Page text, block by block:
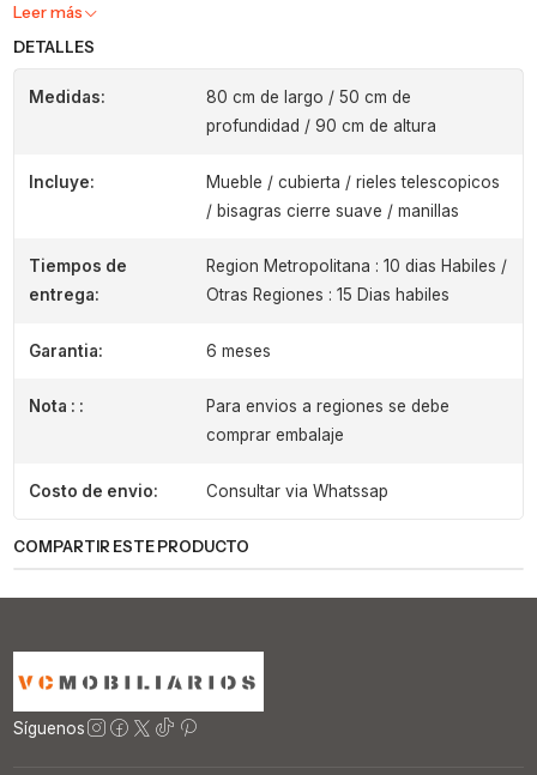
Leer más
DETALLES
Medidas:
80 cm de largo / 50 cm de
profundidad / 90 cm de altura
Incluye:
Mueble / cubierta / rieles telescopicos
/ bisagras cierre suave / manillas
Tiempos de
entrega:
Region Metropolitana : 10 dias Habiles /
Otras Regiones : 15 Dias habiles
Garantia: 6 meses
Nota : :
Para envios a regiones se debe
comprar embalaje
Costo de envio: Consultar via Whatssap
COMPARTIR ESTE PRODUCTO
Síguenos